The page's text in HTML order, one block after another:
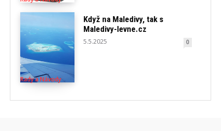
Rady a Návody
Když na Maledivy, tak s
Maledivy-levne.cz
5.5.2025 0